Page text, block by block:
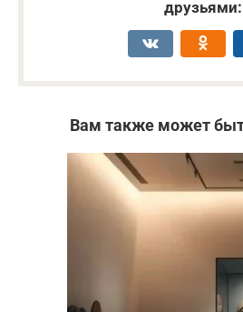
друзьями:
Вам также может